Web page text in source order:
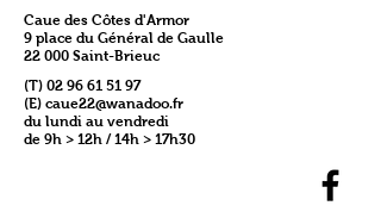
Caue des Côtes d'Armor
9 place du Général de Gaulle
22 000 Saint-Brieuc
(T) 02 96 61 51 97
(E) caue22@wanadoo.fr
du lundi au vendredi
de 9h > 12h / 14h > 17h30